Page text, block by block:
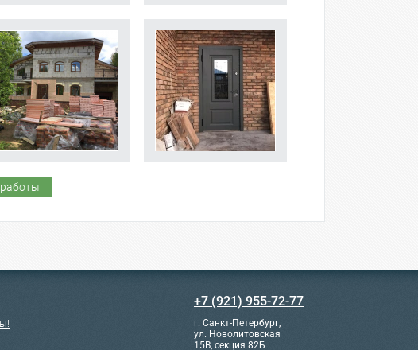
+7 (921) 955-72-77
г. Санкт-Петербург,
ул. Новолитовская
15В, секция 82Б